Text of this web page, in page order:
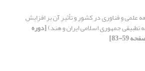
علمی و فناوری در کشور و تأثیر آن بر افزایش
تطبیقی جمهوری اسلامی ایران و هند)[دوره